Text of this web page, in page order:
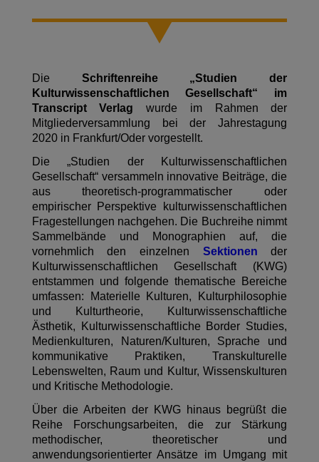
Die Schriftenreihe „Studien der
Kulturwissenschaftlichen Gesellschaft“ im
Transcript Verlag wurde im Rahmen der
Mitgliederversammlung bei der Jahrestagung
2020 in Frankfurt/Oder vorgestellt.
Die „Studien der Kulturwissenschaftlichen
Gesellschaft“ versammeln innovative Beiträge, die
aus theoretisch-programmatischer oder
empirischer Perspektive kulturwissenschaftlichen
Fragestellungen nachgehen. Die Buchreihe nimmt
Sammelbände und Monographien auf, die
vornehmlich den einzelnen Sektionen der
Kulturwissenschaftlichen Gesellschaft (KWG)
entstammen und folgende thematische Bereiche
umfassen: Materielle Kulturen, Kulturphilosophie
und Kulturtheorie, Kulturwissenschaftliche
Ästhetik, Kulturwissenschaftliche Border Studies,
Medienkulturen, Naturen/Kulturen, Sprache und
kommunikative Praktiken, Transkulturelle
Lebenswelten, Raum und Kultur, Wissenskulturen
und Kritische Methodologie.
Über die Arbeiten der KWG hinaus begrüßt die
Reihe Forschungsarbeiten, die zur Stärkung
methodischer, theoretischer und
anwendungsorientierter Ansätze im Umgang mit